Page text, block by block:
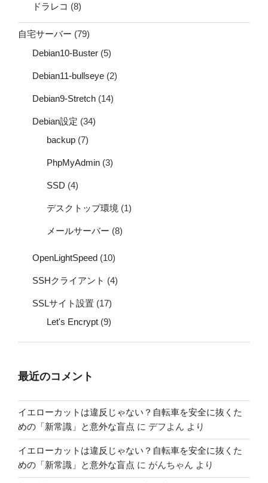
ドラレコ (8)
自宅サーバー (79)
Debian10-Buster (5)
Debian11-bullseye (2)
Debian9-Stretch (14)
Debian設定 (34)
backup (7)
PhpMyAdmin (3)
SSD (4)
デスクトップ環境 (1)
メールサーバー (8)
OpenLightSpeed (10)
SSHクライアント (4)
SSLサイト設置 (17)
Let's Encrypt (9)
最近のコメント
イエローカットは違反じゃない？自転車を安全に抜くた
めの「新常識」と意外な盲点 に デフよん より
イエローカットは違反じゃない？自転車を安全に抜くた
めの「新常識」と意外な盲点 に がんちゃん より